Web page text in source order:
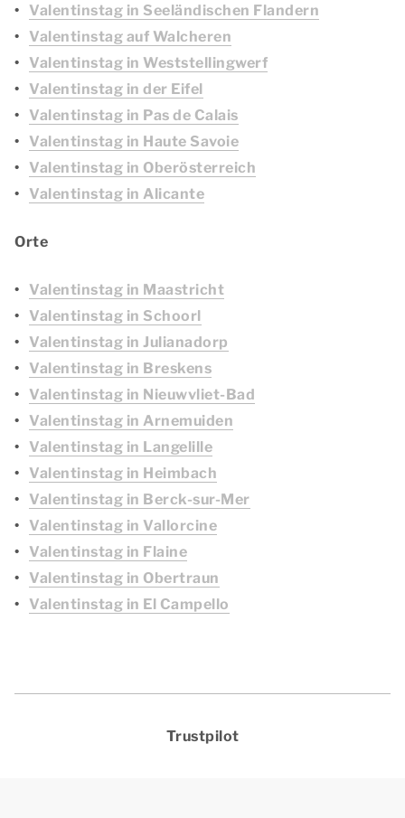
Valentinstag in Seeländischen Flandern
Valentinstag auf Walcheren
Valentinstag in Weststellingwerf
Valentinstag in der Eifel
Valentinstag in Pas de Calais
Valentinstag in Haute Savoie
Valentinstag in Oberösterreich
Valentinstag in Alicante
Orte
Valentinstag in Maastricht
Valentinstag in Schoorl
Valentinstag in Julianadorp
Valentinstag in Breskens
Valentinstag in Nieuwvliet-Bad
Valentinstag in Arnemuiden
Valentinstag in Langelille
Valentinstag in Heimbach
Valentinstag in Berck-sur-Mer
Valentinstag in Vallorcine
Valentinstag in Flaine
Valentinstag in Obertraun
Valentinstag in El Campello
Trustpilot